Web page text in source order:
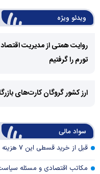
ویدئو ویژه
روایت همتی از مدیریت
تورم را گرفتیم
ارز کشور گروگان کارت‌های
سواد مالی
قبل از خرید قسطی این ۷ هزینه پنهان را بشناسید
مکاتب اقتصادی و مسئله